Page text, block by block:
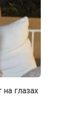
глазах